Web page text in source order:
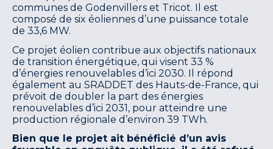
communes de Godenvillers et Tricot. Il est
composé de six éoliennes d’une puissance totale
de 33,6 MW.
Ce projet éolien contribue aux objectifs nationaux
de transition énergétique, qui visent 33 %
d’énergies renouvelables d’ici 2030. Il répond
également au SRADDET des Hauts-de-France, qui
prévoit de doubler la part des énergies
renouvelables d’ici 2031, pour atteindre une
production régionale d’environ 39 TWh.
Bien que le projet ait bénéficié d’un avis